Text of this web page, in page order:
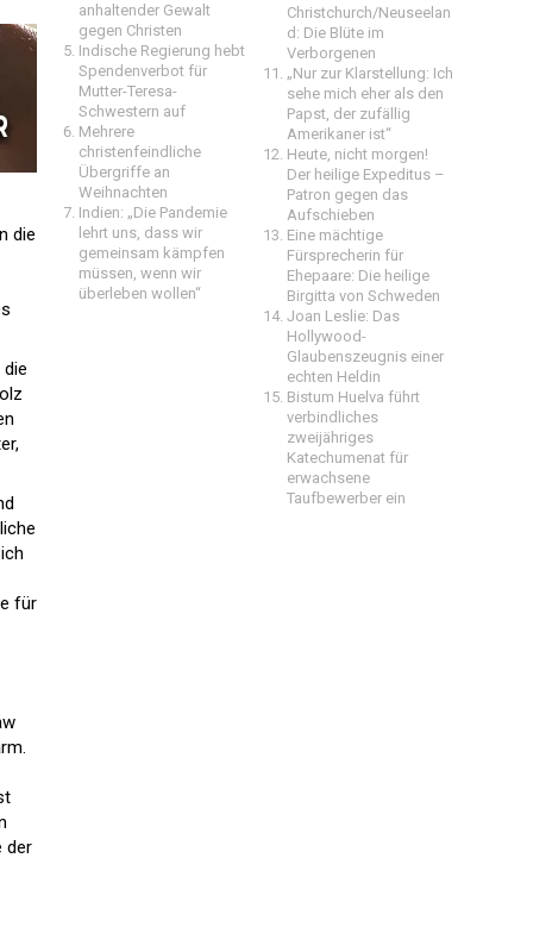
die
für
der
anhaltender Gewalt
gegen Christen
Indische Regierung hebt
Spendenverbot für
Mutter-Teresa-
Schwestern auf
Mehrere
christenfeindliche
Übergriffe an
Weihnachten
Indien: „Die Pandemie
lehrt uns, dass wir
gemeinsam kämpfen
müssen, wenn wir
überleben wollen“
Christchurch/Neuseelan
d: Die Blüte im
Verborgenen
„Nur zur Klarstellung: Ich
sehe mich eher als den
Papst, der zufällig
Amerikaner ist“
Heute, nicht morgen!
Der heilige Expeditus –
Patron gegen das
Aufschieben
Eine mächtige
Fürsprecherin für
Ehepaare: Die heilige
Birgitta von Schweden
Joan Leslie: Das
Hollywood-
Glaubenszeugnis einer
echten Heldin
Bistum Huelva führt
verbindliches
zweijähriges
Katechumenat für
erwachsene
Taufbewerber ein